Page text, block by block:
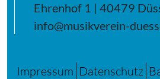
Ehrenhof 1 | 40479
info@musikverein-
Impressum Datenschutz